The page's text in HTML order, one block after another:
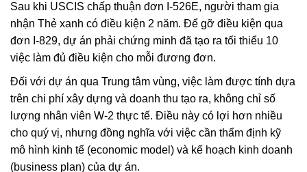
Sau khi USCIS chấp thuận đơn I-526E, người tham gia
nhận Thẻ xanh có điều kiện 2 năm. Để gỡ điều kiện qua
đơn I-829, dự án phải chứng minh đã tạo ra tối thiểu 10
việc làm đủ điều kiện cho mỗi đương đơn.
Đối với dự án qua Trung tâm vùng, việc làm được tính dựa
trên chi phí xây dựng và doanh thu tạo ra, không chỉ số
lượng nhân viên W-2 thực tế. Điều này có lợi hơn nhiều
cho quý vị, nhưng đồng nghĩa với việc cần thẩm định kỹ
mô hình kinh tế (economic model) và kế hoạch kinh doanh
(business plan) của dự án.